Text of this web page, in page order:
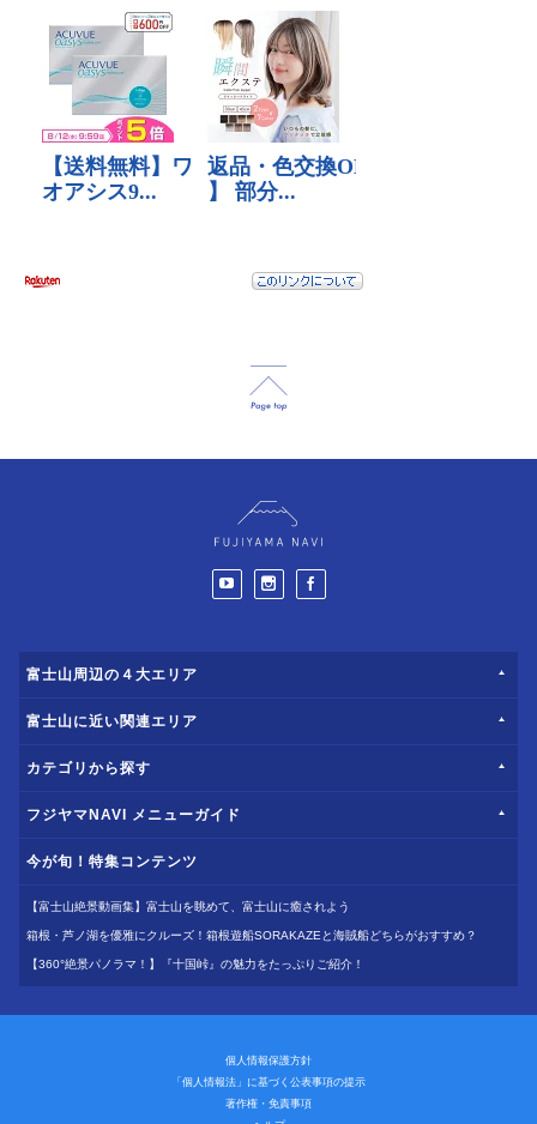
富士山周辺の４大エリア
富士山に近い関連エリア
カテゴリから探す
フジヤマNAVI メニューガイド
今が旬！特集コンテンツ
【富士山絶景動画集】富士山を眺めて、富士山に癒されよう
箱根・芦ノ湖を優雅にクルーズ！箱根遊船SORAKAZEと海賊船どちらがおすすめ？
【360°絶景パノラマ！】『十国峠』の魅力をたっぷりご紹介！
個人情報保護方針
「個人情報法」に基づく公表事項の提示
著作権・免責事項